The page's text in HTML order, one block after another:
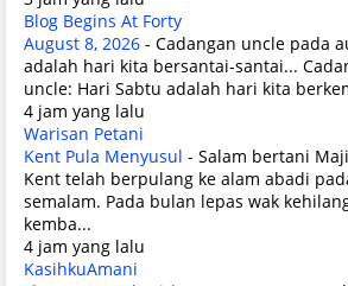
Blog Begins At Forty
August 8, 2026 - Cadangan uncle pada
adalah hari kita bersantai-santai...
uncle: Hari Sabtu adalah hari kita
4 jam yang lalu
Warisan Petani
Kent Pula Menyusul - Salam bertani
Kent telah berpulang ke alam abadi
semalam. Pada bulan lepas wak
kemba...
4 jam yang lalu
KasihkuAmani